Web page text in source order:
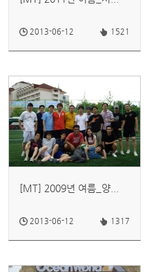
2013-06-12 1521
[MT] 2009년 여름_양...
2013-06-12 1317